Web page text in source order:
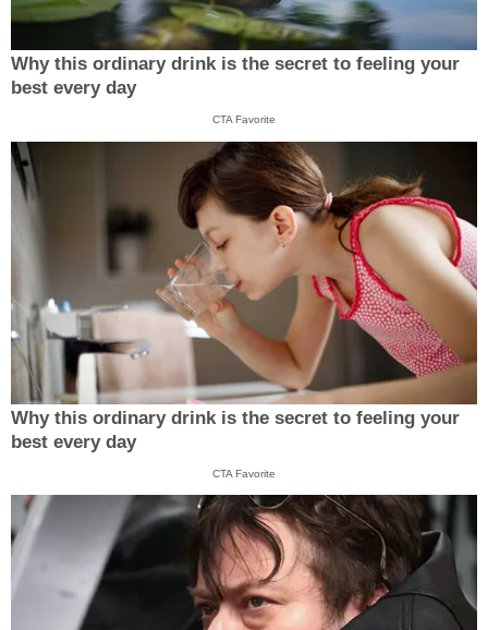
Why this ordinary drink is the secret to feeling your
best every day
CTA Favorite
Why this ordinary drink is the secret to feeling your
best every day
CTA Favorite